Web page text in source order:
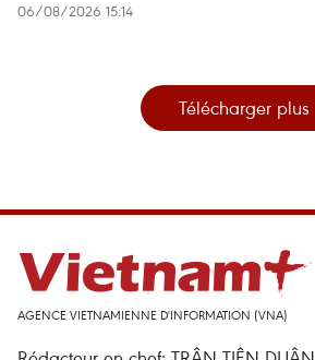
06/08/2026 15:14
Télécharger plus
AGENCE VIETNAMIENNE D'INFORMATION (VNA)